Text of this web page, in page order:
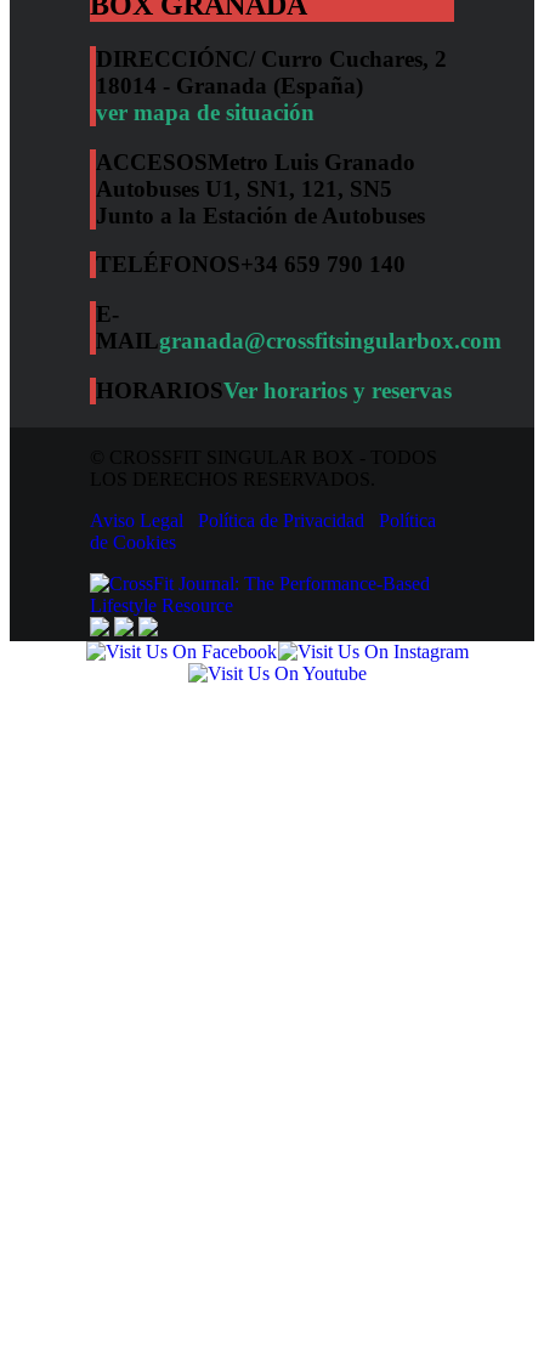
DIRECCIÓNC/ Curro Cuchares, 2
18014 - Granada (España)
ver mapa de situación
ACCESOSMetro Luis Granado
Autobuses U1, SN1, 121, SN5
Junto a la Estación de Autobuses
TELÉFONOS+34 659 790 140
E-
MAILgranada@crossfitsingularbox.com
HORARIOSVer horarios y reservas
Aviso Legal
Política de Privacidad
Política
de Cookies